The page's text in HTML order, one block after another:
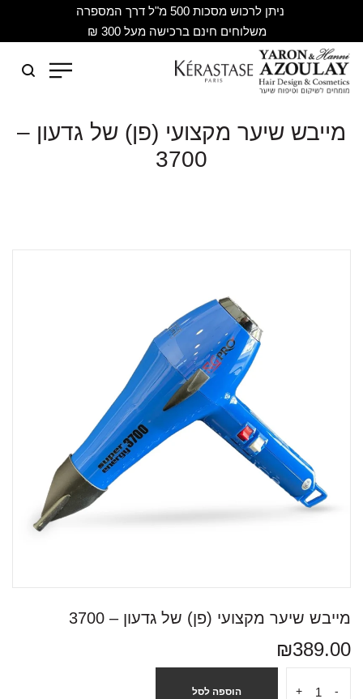
ניתן לרכוש מסכות 500 מ"ל דרך המספרה
משלוחים חינם ברכישה מעל 300 ₪
מייבש שיער מקצועי (פן) של גדעון –
3700
מייבש שיער מקצועי (פן) של גדעון – 3700
₪389.00
-
+ הוספה לסל